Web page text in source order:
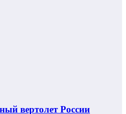
вертолет России